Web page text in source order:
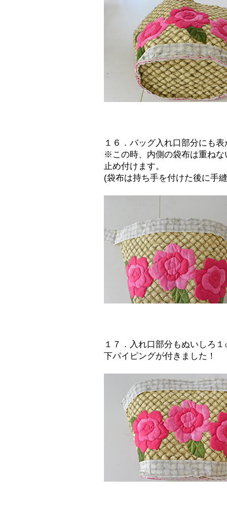
１６．バッグ入れ口部分にも
※この時、内側の袋布は重ね
止め付けます。
(袋布は持ち手を付けた後に手
１７．入れ口部分もぬいしろ
下パイピングが付きました！